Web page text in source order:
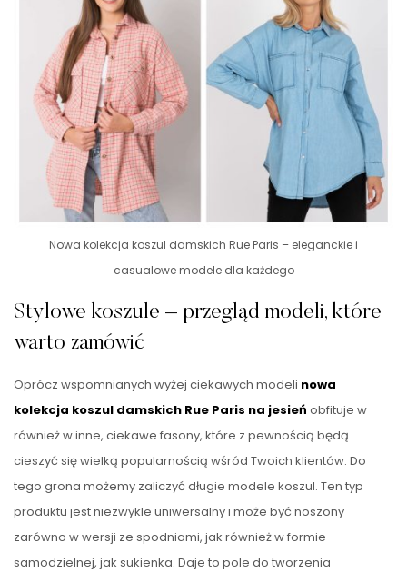
Nowa kolekcja koszul damskich Rue Paris – eleganckie i
casualowe modele dla każdego
Stylowe koszule – przegląd modeli, które
warto zamówić
Oprócz wspomnianych wyżej ciekawych modeli nowa
kolekcja koszul damskich Rue Paris na jesień obfituje w
również w inne, ciekawe fasony, które z pewnością będą
cieszyć się wielką popularnością wśród Twoich klientów. Do
tego grona możemy zaliczyć długie modele koszul. Ten typ
produktu jest niezwykle uniwersalny i może być noszony
zarówno w wersji ze spodniami, jak również w formie
samodzielnej, jak sukienka. Daje to pole do tworzenia